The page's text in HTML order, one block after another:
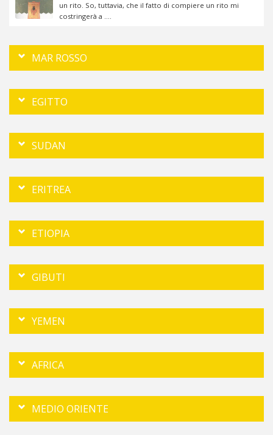
un rito. So, tuttavia, che il fatto di compiere un rito mi
costringerà a ....
MAR ROSSO
EGITTO
SUDAN
ERITREA
ETIOPIA
GIBUTI
YEMEN
AFRICA
MEDIO ORIENTE